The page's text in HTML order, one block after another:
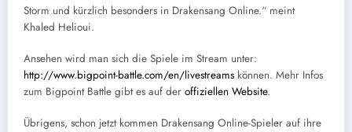
Storm und kürzlich besonders in Drakensang Online.“ meint
Khaled Helioui.
Ansehen wird man sich die Spiele im Stream unter:
http://www.bigpoint-battle.com/en/livestreams können. Mehr Infos
zum Bigpoint Battle gibt es auf der offiziellen Website.
Übrigens, schon jetzt kommen Drakensang Online-Spieler auf ihre